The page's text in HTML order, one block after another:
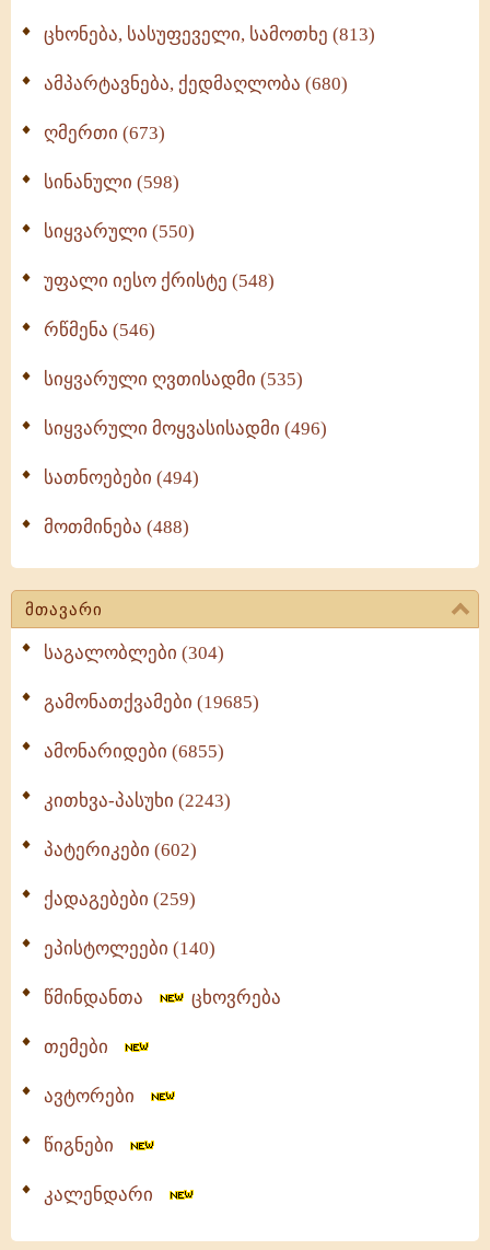
ცხონება, სასუფეველი, სამოთხე (813)
ამპარტავნება, ქედმაღლობა (680)
ღმერთი (673)
სინანული (598)
სიყვარული (550)
უფალი იესო ქრისტე (548)
რწმენა (546)
სიყვარული ღვთისადმი (535)
სიყვარული მოყვასისადმი (496)
სათნოებები (494)
მოთმინება (488)
მთავარი
საგალობლები (304)
გამონათქვამები (19685)
ამონარიდები (6855)
კითხვა-პასუხი (2243)
პატერიკები (602)
ქადაგებები (259)
ეპისტოლეები (140)
წმინდანთა ცხოვრება
თემები
ავტორები
წიგნები
კალენდარი